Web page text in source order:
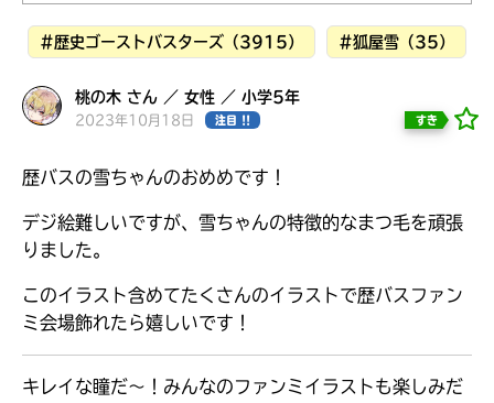
#歴史ゴーストバスターズ（3915） #狐屋雪（35）
桃の木 さん ／ 女性 ／ 小学5年
2023年10月18日 注目 !! すき
歴バスの雪ちゃんのおめめです！
デジ絵難しいですが、雪ちゃんの特徴的なまつ毛を頑張
りました。
このイラスト含めてたくさんのイラストで歴バスファン
ミ会場飾れたら嬉しいです！
キレイな瞳だ～！みんなのファンミイラストも楽しみだ